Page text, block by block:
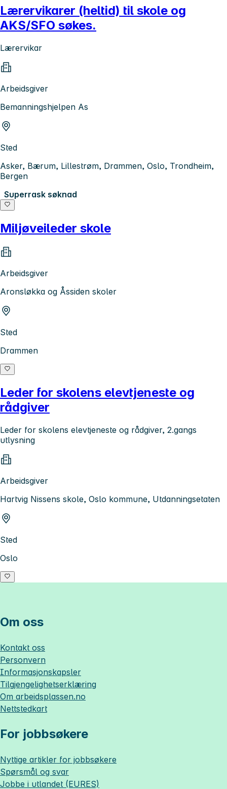
Lærervikarer (heltid) til skole og
AKS/SFO søkes.
Lærervikar
Arbeidsgiver
Bemanningshjelpen As
Sted
Asker, Bærum, Lillestrøm, Drammen, Oslo, Trondheim,
Bergen
Superrask søknad
Miljøveileder skole
Arbeidsgiver
Aronsløkka og Åssiden skoler
Sted
Drammen
Leder for skolens elevtjeneste og
rådgiver
Leder for skolens elevtjeneste og rådgiver, 2.gangs
utlysning
Arbeidsgiver
Hartvig Nissens skole, Oslo kommune, Utdanningsetaten
Sted
Oslo
Om oss
Kontakt oss
Personvern
Informasjonskapsler
Tilgjengelighetserklæring
Om arbeidsplassen.no
Nettstedkart
For jobbsøkere
Nyttige artikler for jobbsøkere
Spørsmål og svar
Jobbe i utlandet (EURES)